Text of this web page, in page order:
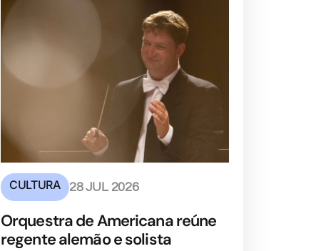
CULTURA 28 JUL 2026
Orquestra de Americana reúne
regente alemão e solista